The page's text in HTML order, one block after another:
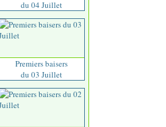
du 04 Juillet
Premiers baisers
du 03 Juillet